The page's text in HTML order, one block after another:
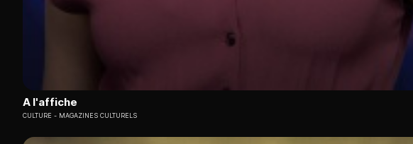
A l'affiche
CULTURE MAGAZINES CULTURELS